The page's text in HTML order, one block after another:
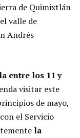
de Quimixtlán
valle de
Andrés
entre los 11 y
visitar este
de mayo,
el Servicio
la